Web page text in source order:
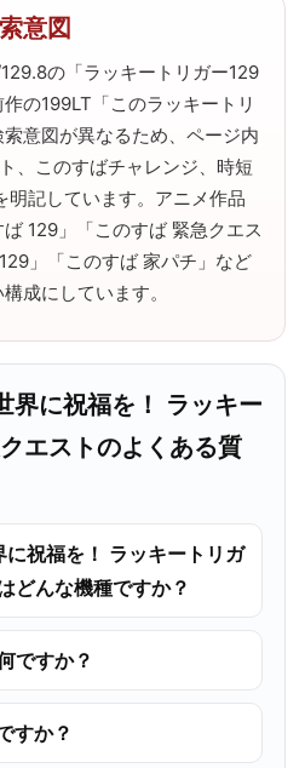
意図
の「ラッキートリガー129
の199LT「このラッキートリ
意図が異なるため、ページ内
、このすばチャレンジ、時短
記しています。アニメ作品
129」「このすば 緊急クエス
」「このすば 家パチ」など
成にしています。
界に祝福を！ ラッキー
エストのよくある質
祝福を！ ラッキートリガ
どんな機種ですか？
ですか？
すか？